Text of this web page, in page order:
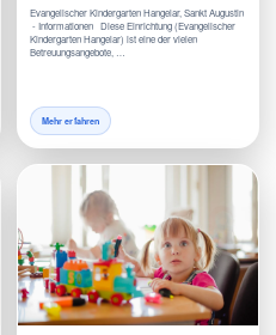
Evangelischer Kindergarten Hangelar, Sankt Augustin
- Informationen Diese Einrichtung (Evangelischer
Kindergarten Hangelar) ist eine der vielen
Betreuungsangebote, …
Mehr erfahren